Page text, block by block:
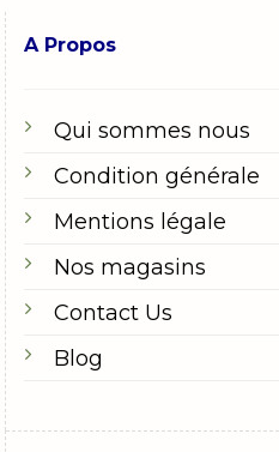
A Propos
Qui sommes nous
Condition générale
Mentions légale
Nos magasins
Contact Us
Blog